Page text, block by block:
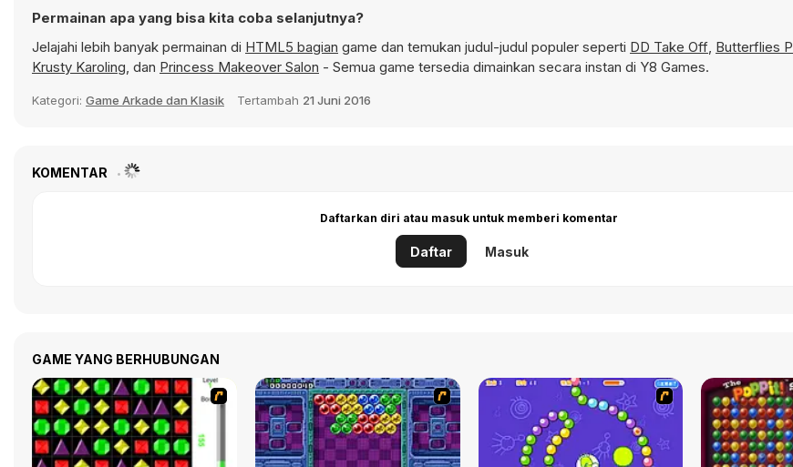
Permainan apa yang bisa kita coba selanjutnya?
Jelajahi lebih banyak permainan di HTML5 bagian game dan temukan judul-judul populer seperti DD Take Off, Butterflies
Krusty Karoling, dan Princess Makeover Salon - Semua game tersedia dimainkan secara instan di Y8 Games.
Kategori: Game Arkade dan Klasik Tertambah 21 Juni 2016
KOMENTAR
Daftarkan diri atau masuk untuk memberi komentar
Daftar Masuk
GAME YANG BERHUBUNGAN